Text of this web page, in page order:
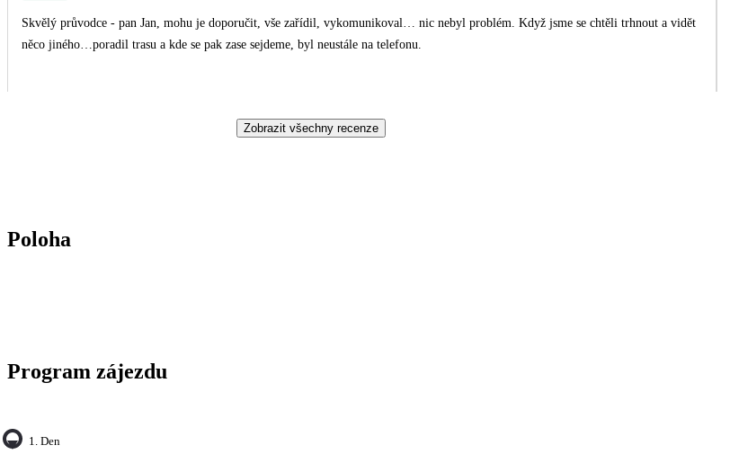
Skvělý průvodce - pan Jan, mohu je doporučit, vše zařídil, vykomunikoval… nic nebyl problém. Když jsme se chtěli trhnout a vidět
něco jiného…poradil trasu a kde se pak zase sejdeme, byl neustále na telefonu.
Zobrazit všechny recenze
Poloha
Program zájezdu
1. Den